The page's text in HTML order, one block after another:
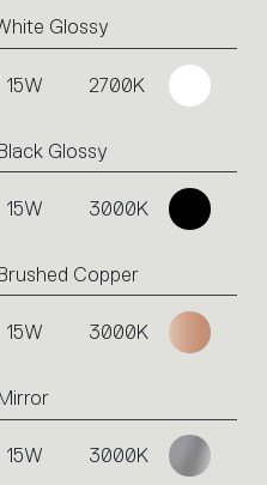
Glossy
15W 2700K
Glossy
15W 3000K
Copper
15W 3000K
15W 3000K